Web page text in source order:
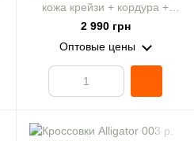
кожа крейзи + кордура +
царапка хаки р. 39
2 990 грн
Оптовые цены